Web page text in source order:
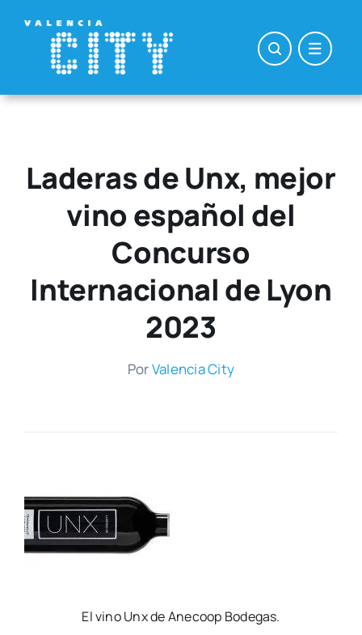
contenido
Laderas de Unx, mejor
vino español del
Concurso
Internacional de Lyon
2023
PorValen­cia City
El vino Unx de Ane­co­op Bode­gas.